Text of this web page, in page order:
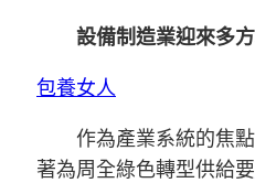
設備制造業迎來多
包養女人
作為產業系統的焦
著為周全綠色轉型供給要